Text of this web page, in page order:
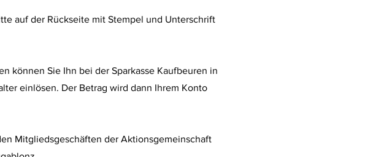
auf der Rückseite mit Stempel und Unterschrift
können Sie Ihn bei der Sparkasse Kaufbeuren in
einlösen. Der Betrag wird dann Ihrem Konto
Mitgliedsgeschäften der Aktionsgemeinschaft